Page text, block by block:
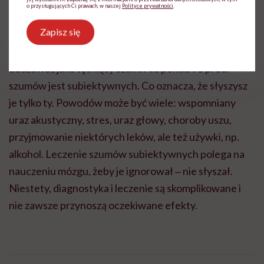
Szumy, które może wychwycić i usłyszeć lekarz, są
wynikiem zakłócenia w przepływie krwi ‒ np. gdy
odczuwać jako tętniący szum. Ale ponad 95 proc.
szumów jest subiektywnych. Co oznacza, że słyszysz
je tylko ty. Powodów może być wiele: wspomniany
uraz akustyczny, stres, uraz głowy, choroby uszu,
przyjmowanie niektórych leków, ale też używki, np.
alkohol. Leczenie szumów subiektywnych polega na
nauczeniu mózgu, żeby je ignorował ‒ nie słyszał.
Niestety, diagnostyka i leczenie są skomplikowane i
nie zawsze przynoszą oczekiwane efekty.
o przysługujących Ci prawach, w naszej Polityce prywatności
Zapisz się